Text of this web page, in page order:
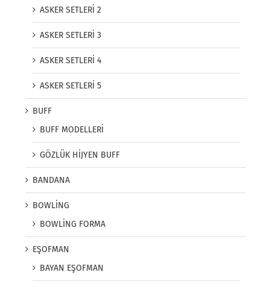
ASKER SETLERİ 2
ASKER SETLERİ 3
ASKER SETLERİ 4
ASKER SETLERİ 5
BUFF
BUFF MODELLERİ
GÖZLÜK HİJYEN BUFF
BANDANA
BOWLİNG
BOWLİNG FORMA
EŞOFMAN
BAYAN EŞOFMAN